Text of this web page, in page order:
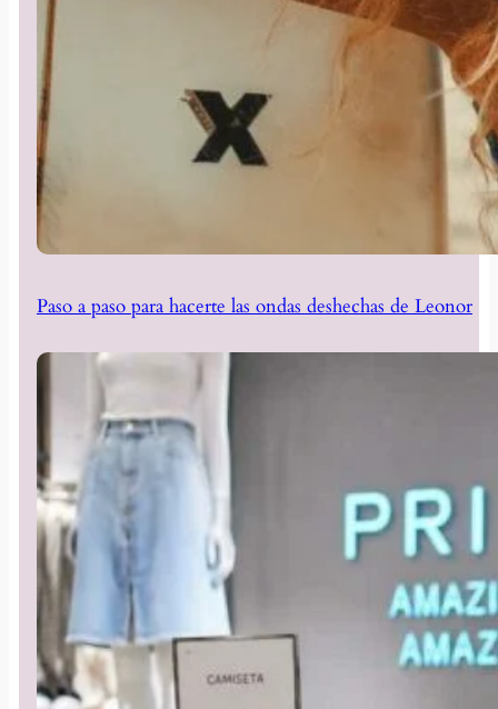
Paso a paso para hacerte las ondas deshechas de Leonor